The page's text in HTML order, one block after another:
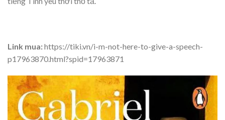
Link mua:https://tiki.vn/i-m-not-here-to-give-a-speech-
p17963870.html?spid=17963871